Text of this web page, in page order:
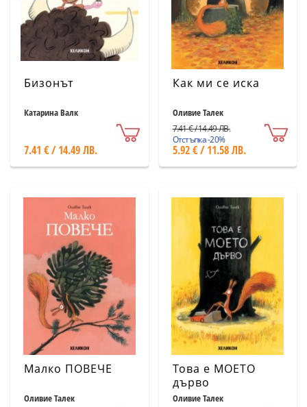
Бизонът
Катарина Валк
7.41 € / 14.49 ЛВ.
Как ми се иска
Оливие Талек
7.41 € / 14.49 ЛВ.
Отстъпка -20%
5.92 € / 11.58 ЛВ.
Малко ПОВЕЧЕ
Оливие Талек
Това е МОЕТО
дърво
Оливие Талек